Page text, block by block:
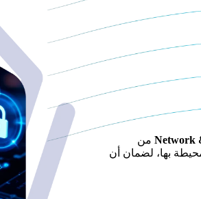
من
بها، لضمان أن